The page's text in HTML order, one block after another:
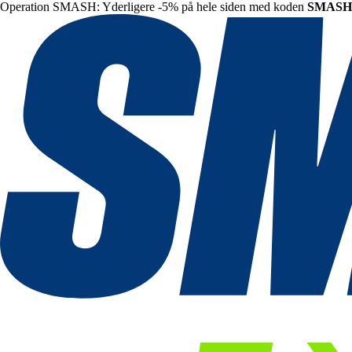
Operation SMASH: Yderligere -5% på hele siden med koden